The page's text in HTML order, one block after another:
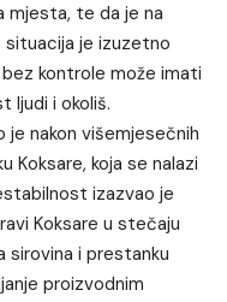
mjesta, te da je na
situacija je izuzetno
kontrole može imati
ljudi i okoliš.
je nakon višemjesečnih
Koksare, koja se nalazi
izazvao je
Koksare u stečaju
i prestanku
proizvodnim